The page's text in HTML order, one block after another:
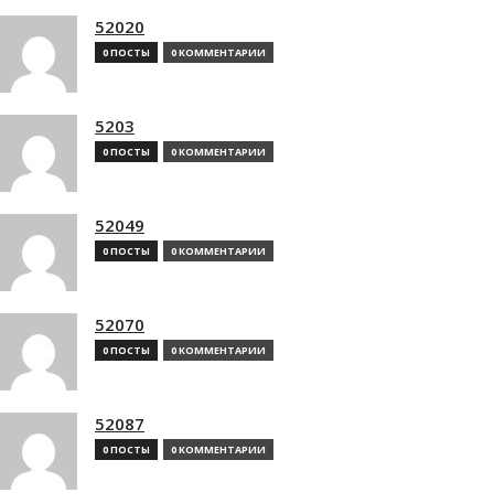
52020
0 ПОСТЫ 0 КОММЕНТАРИИ
5203
0 ПОСТЫ 0 КОММЕНТАРИИ
52049
0 ПОСТЫ 0 КОММЕНТАРИИ
52070
0 ПОСТЫ 0 КОММЕНТАРИИ
52087
0 ПОСТЫ 0 КОММЕНТАРИИ